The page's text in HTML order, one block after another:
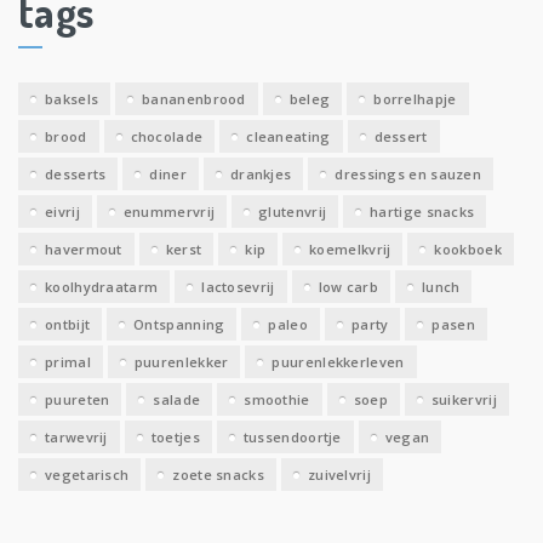
e
v
tags
baksels bananenbrood beleg borrelhapje
brood chocolade cleaneating dessert
desserts diner drankjes dressings en sauzen
eivrij enummervrij glutenvrij hartige snacks
havermout kerst kip koemelkvrij kookboek
koolhydraatarm lactosevrij low carb lunch
ontbijt Ontspanning paleo party pasen
primal puurenlekker puurenlekkerleven
puureten salade smoothie soep suikervrij
tarwevrij toetjes tussendoortje vegan
vegetarisch zoete snacks zuivelvrij